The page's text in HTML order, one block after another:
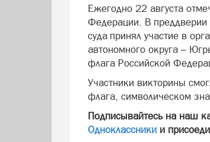
Ежегодно 22 августа
Федерации. В преддверии
суда принял участие в
автономного округа –
флага Российской
Участники викторины
флага, символическом
Подписывайтесь на наш
Одноклассники и